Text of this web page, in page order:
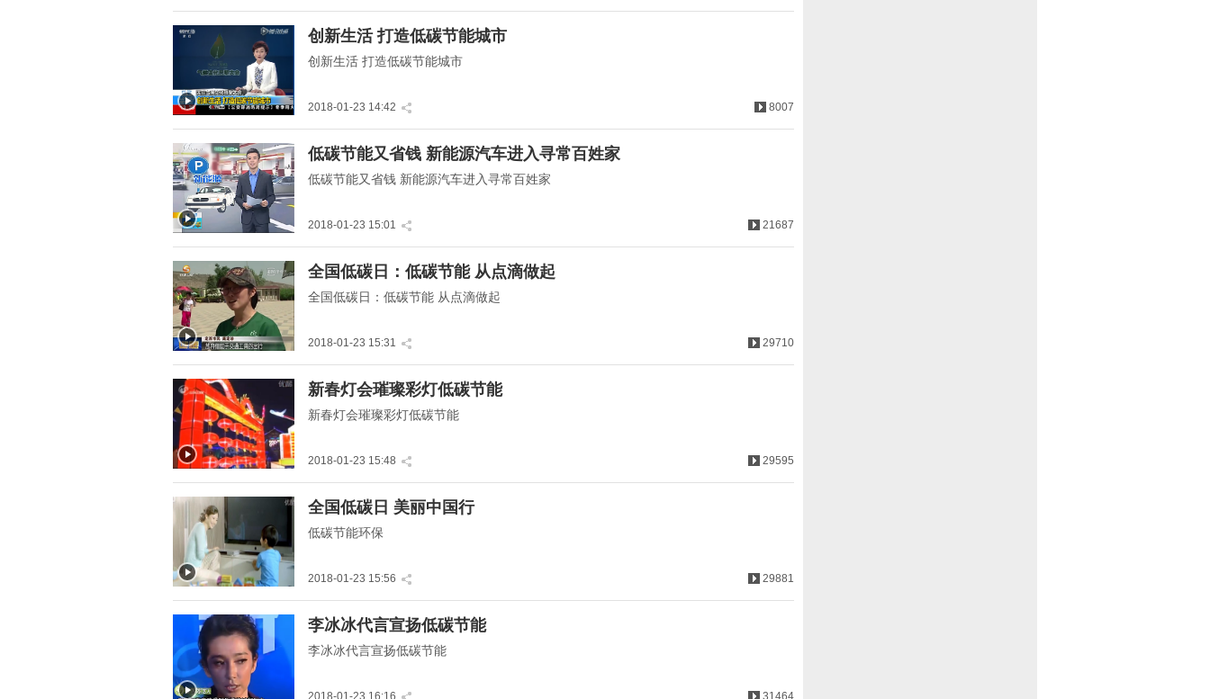
" title="创新生活 打造低
碳节能城市">
创新生活 打造低碳节能城市
创新生活 打造低碳节能城市
2018-01-23 14:42 8007
" title="低碳节能又省钱
新能源汽车进入寻常百姓
家">
低碳节能又省钱 新能源汽车进入寻常百姓家
低碳节能又省钱 新能源汽车进入寻常百姓家
2018-01-23 15:01 21687
" title="全国低碳日：低碳
节能 从点滴做起">
全国低碳日：低碳节能 从点滴做起
全国低碳日：低碳节能 从点滴做起
2018-01-23 15:31 29710
" title="新春灯会璀璨彩灯
低碳节能">
新春灯会璀璨彩灯低碳节能
新春灯会璀璨彩灯低碳节能
2018-01-23 15:48 29595
" title="全国低碳日 美丽
中国行">
全国低碳日 美丽中国行
低碳节能环保
2018-01-23 15:56 29881
" title="李冰冰代言宣扬低
碳节能">
李冰冰代言宣扬低碳节能
李冰冰代言宣扬低碳节能
2018-01-23 16:16 31464